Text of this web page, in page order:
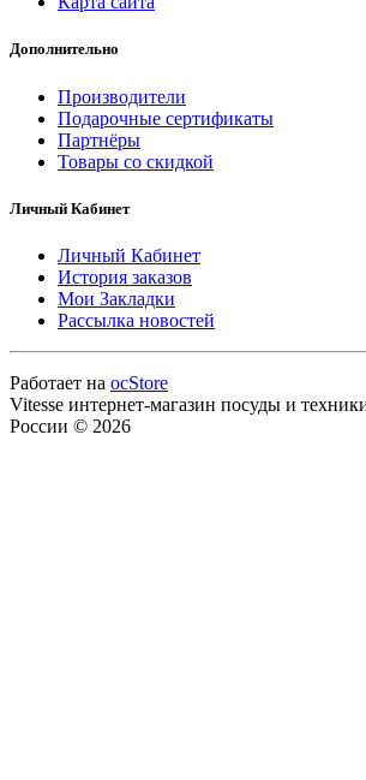
Дополнительно
Производители
Подарочные сертификаты
Партнёры
Товары со скидкой
Личный Кабинет
Личный Кабинет
История заказов
Мои Закладки
Рассылка новостей
Работает на ocStore
Vitesse интернет-магазин посуды и
России © 2026